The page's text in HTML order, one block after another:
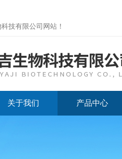
科技有限公司网站 ！
关于我们 产品中心